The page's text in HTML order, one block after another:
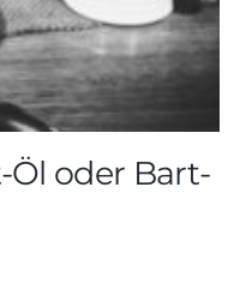
Öl oder Bart-